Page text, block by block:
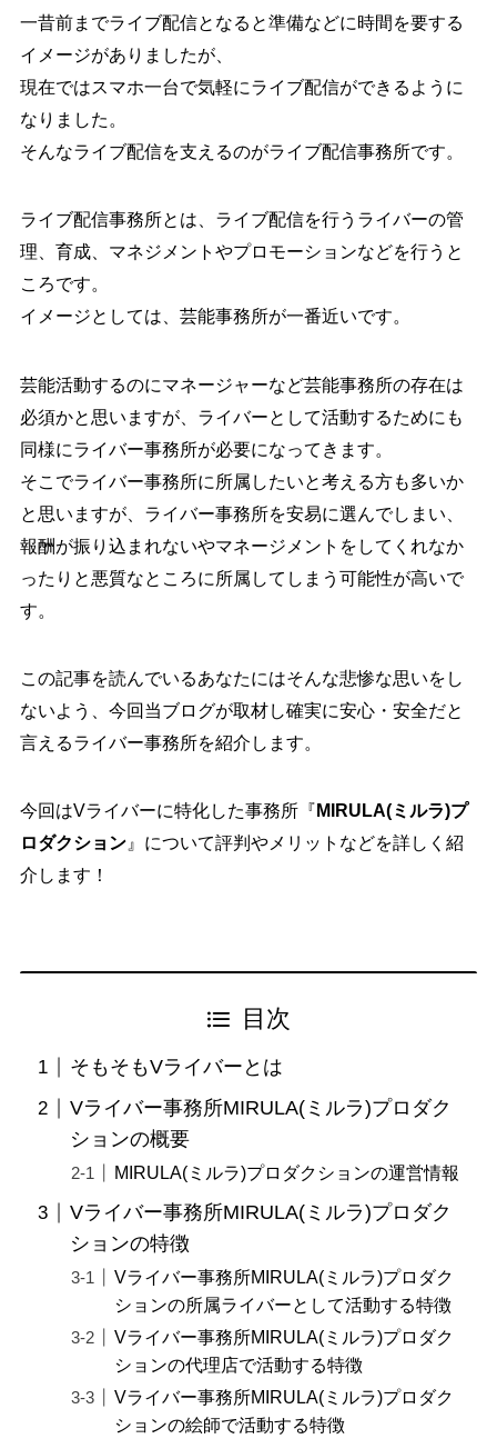
一昔前までライブ配信となると準備などに時間を要する
イメージがありましたが、
現在ではスマホ一台で気軽にライブ配信ができるように
なりました。
そんなライブ配信を支えるのがライブ配信事務所です。
ライブ配信事務所とは、ライブ配信を行うライバーの管
理、育成、マネジメントやプロモーションなどを行うと
ころです。
イメージとしては、芸能事務所が一番近いです。
芸能活動するのにマネージャーなど芸能事務所の存在は
必須かと思いますが、ライバーとして活動するためにも
同様にライバー事務所が必要になってきます。
そこでライバー事務所に所属したいと考える方も多いか
と思いますが、ライバー事務所を安易に選んでしまい、
報酬が振り込まれないやマネージメントをしてくれなか
ったりと悪質なところに所属してしまう可能性が高いで
す。
この記事を読んでいるあなたにはそんな悲惨な思いをし
ないよう、今回当ブログが取材し確実に安心・安全だと
言えるライバー事務所を紹介します。
今回はVライバーに特化した事務所『MIRULA(ミルラ)プ
ロダクション』について評判やメリットなどを詳しく紹
介します！
目次
そもそもVライバーとは
Vライバー事務所MIRULA(ミルラ)プロダク
ションの概要
MIRULA(ミルラ)プロダクションの運営情報
Vライバー事務所MIRULA(ミルラ)プロダク
ションの特徴
Vライバー事務所MIRULA(ミルラ)プロダク
ションの所属ライバーとして活動する特徴
Vライバー事務所MIRULA(ミルラ)プロダク
ションの代理店で活動する特徴
Vライバー事務所MIRULA(ミルラ)プロダク
ションの絵師で活動する特徴